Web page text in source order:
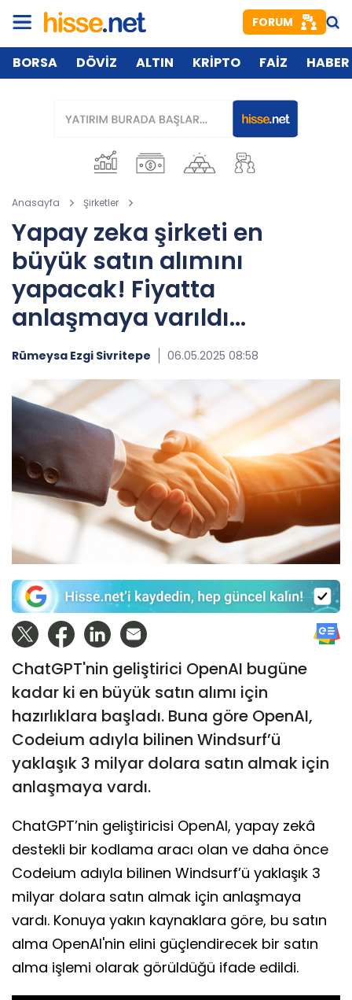
FORUM
BORSA DÖVİZ ALTIN KRİPTO FAİZ HABER
Anasayfa Şirketler
Yapay zeka şirketi en
büyük satın alımını
yapacak! Fiyatta
anlaşmaya varıldı...
Rümeysa Ezgi Sivritepe 06.05.2025 08:58
ChatGPT'nin geliştirici OpenAI bugüne
kadar ki en büyük satın alımı için
hazırlıklara başladı. Buna göre OpenAI,
Codeium adıyla bilinen Windsurf’ü
yaklaşık 3 milyar dolara satın almak için
anlaşmaya vardı.
ChatGPT’nin geliştiricisi OpenAI, yapay zekâ
destekli bir kodlama aracı olan ve daha önce
Codeium adıyla bilinen Windsurf’ü yaklaşık 3
milyar dolara satın almak için anlaşmaya
vardı. Konuya yakın kaynaklara göre, bu satın
alma OpenAI'nin elini güçlendirecek bir satın
alma işlemi olarak görüldüğü ifade edildi.